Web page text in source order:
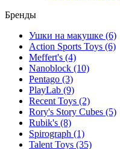
Бренды
Ушки на макушке (6)
Action Sports Toys (6)
Meffert's (4)
Nanoblock (10)
Pentago (3)
PlayLab (9)
Recent Toys (2)
Rory's Story Cubes (5)
Rubik's (8)
Spirograph (1)
Talent Toys (35)